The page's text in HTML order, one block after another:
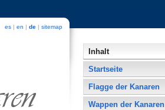
es | en | de | sitemap
Inhalt
Startseite
Flagge der Kanaren
Wappen der Kanaren